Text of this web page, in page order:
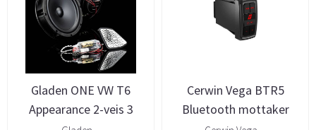
Gladen ONE VW T6
Appearance 2-veis 3
Cerwin Vega BTR5
Bluetooth mottaker